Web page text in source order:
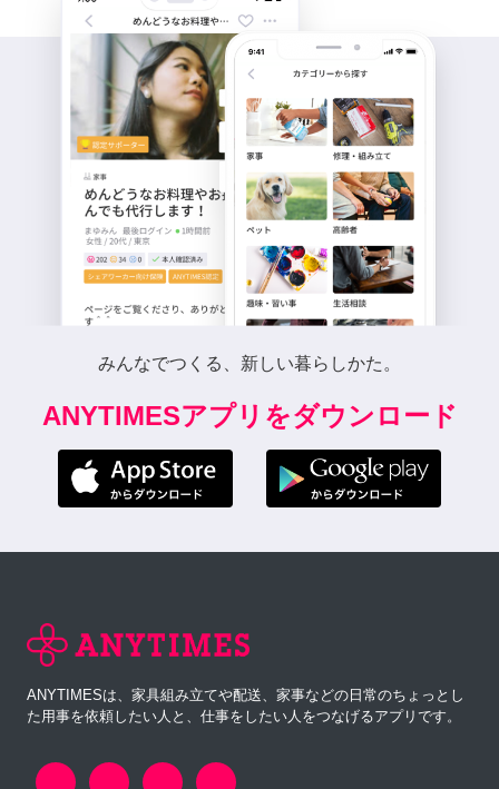
みんなでつくる、新しい暮らしかた。
ANYTIMESアプリをダウンロード
ANYTIMESは、家具組み立てや配送、家事などの日常のちょっとし
た用事を依頼したい人と、仕事をしたい人をつなげるアプリです。